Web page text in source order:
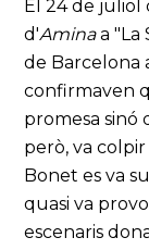
El 24 de juliol
d'Aminaa "La
de Barcelona
confirmaven
promesa sinó
però, va
Bonet es va
quasi va
escenaris